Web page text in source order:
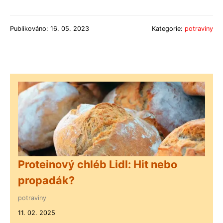
Publikováno: 16. 05. 2023 Kategorie: potraviny
Proteinový chléb Lidl: Hit nebo
propadák?
potraviny
11. 02. 2025